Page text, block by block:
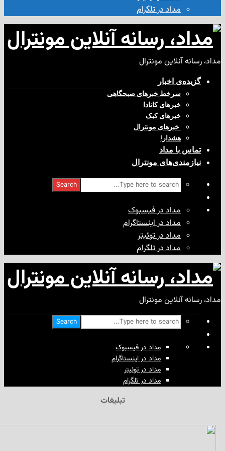
مداد در تلگرام
مونترال
اخبار
سرخط خبرهای صبحگاهی
خبرهای کانادا
خبرهای کبک
‌ خبرهای مونترال
مداد
مونترال
Search
مداد در فیسبوک
مداد در اینستاگرام
مداد در توئیتر
مداد در تلگرام
مونترال
Search
مداد در فیسبوک
مداد در اینستاگرام
مداد در توئیتر
مداد در تلگرام